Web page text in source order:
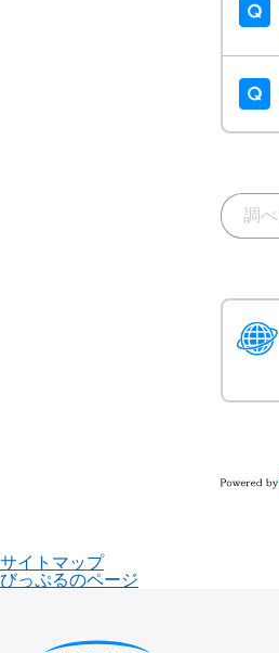
サイトマップ
びっぷるのページ